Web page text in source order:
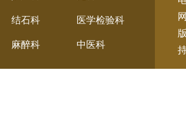
结石科 医学检验科
麻醉科 中医科